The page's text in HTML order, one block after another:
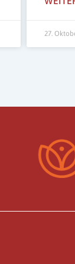
27.